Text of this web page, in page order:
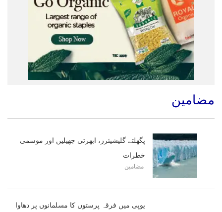
مضامین
پگھلتے گلیشیئرز، ابھرتی جھیلیں اور موسمی
خطرات
مضامین
یوپی میں فرقہ پرستوں کا مسلمانوں پر دھاوا